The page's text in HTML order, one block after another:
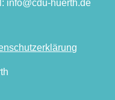
info@cdu-huerth.de